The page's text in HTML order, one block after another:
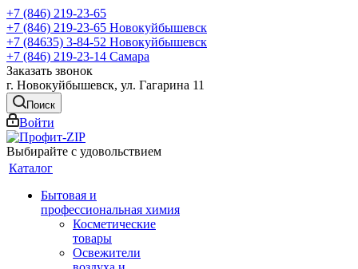
+7 (846) 219-23-65
+7 (846) 219-23-65 Новокуйбышевск
+7 (84635) 3-84-52 Новокуйбышевск
+7 (846) 219-23-14 Самара
Заказать звонок
г. Новокуйбышевск, ул. Гагарина 11
Поиск
Войти
Выбирайте с удовольствием
Каталог
Бытовая и
профессиональная химия
Косметические
товары
Освежители